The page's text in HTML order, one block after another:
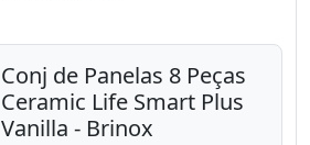
Conj de Panelas 8 Peças
Ceramic Life Smart Plus
Vanilla - Brinox